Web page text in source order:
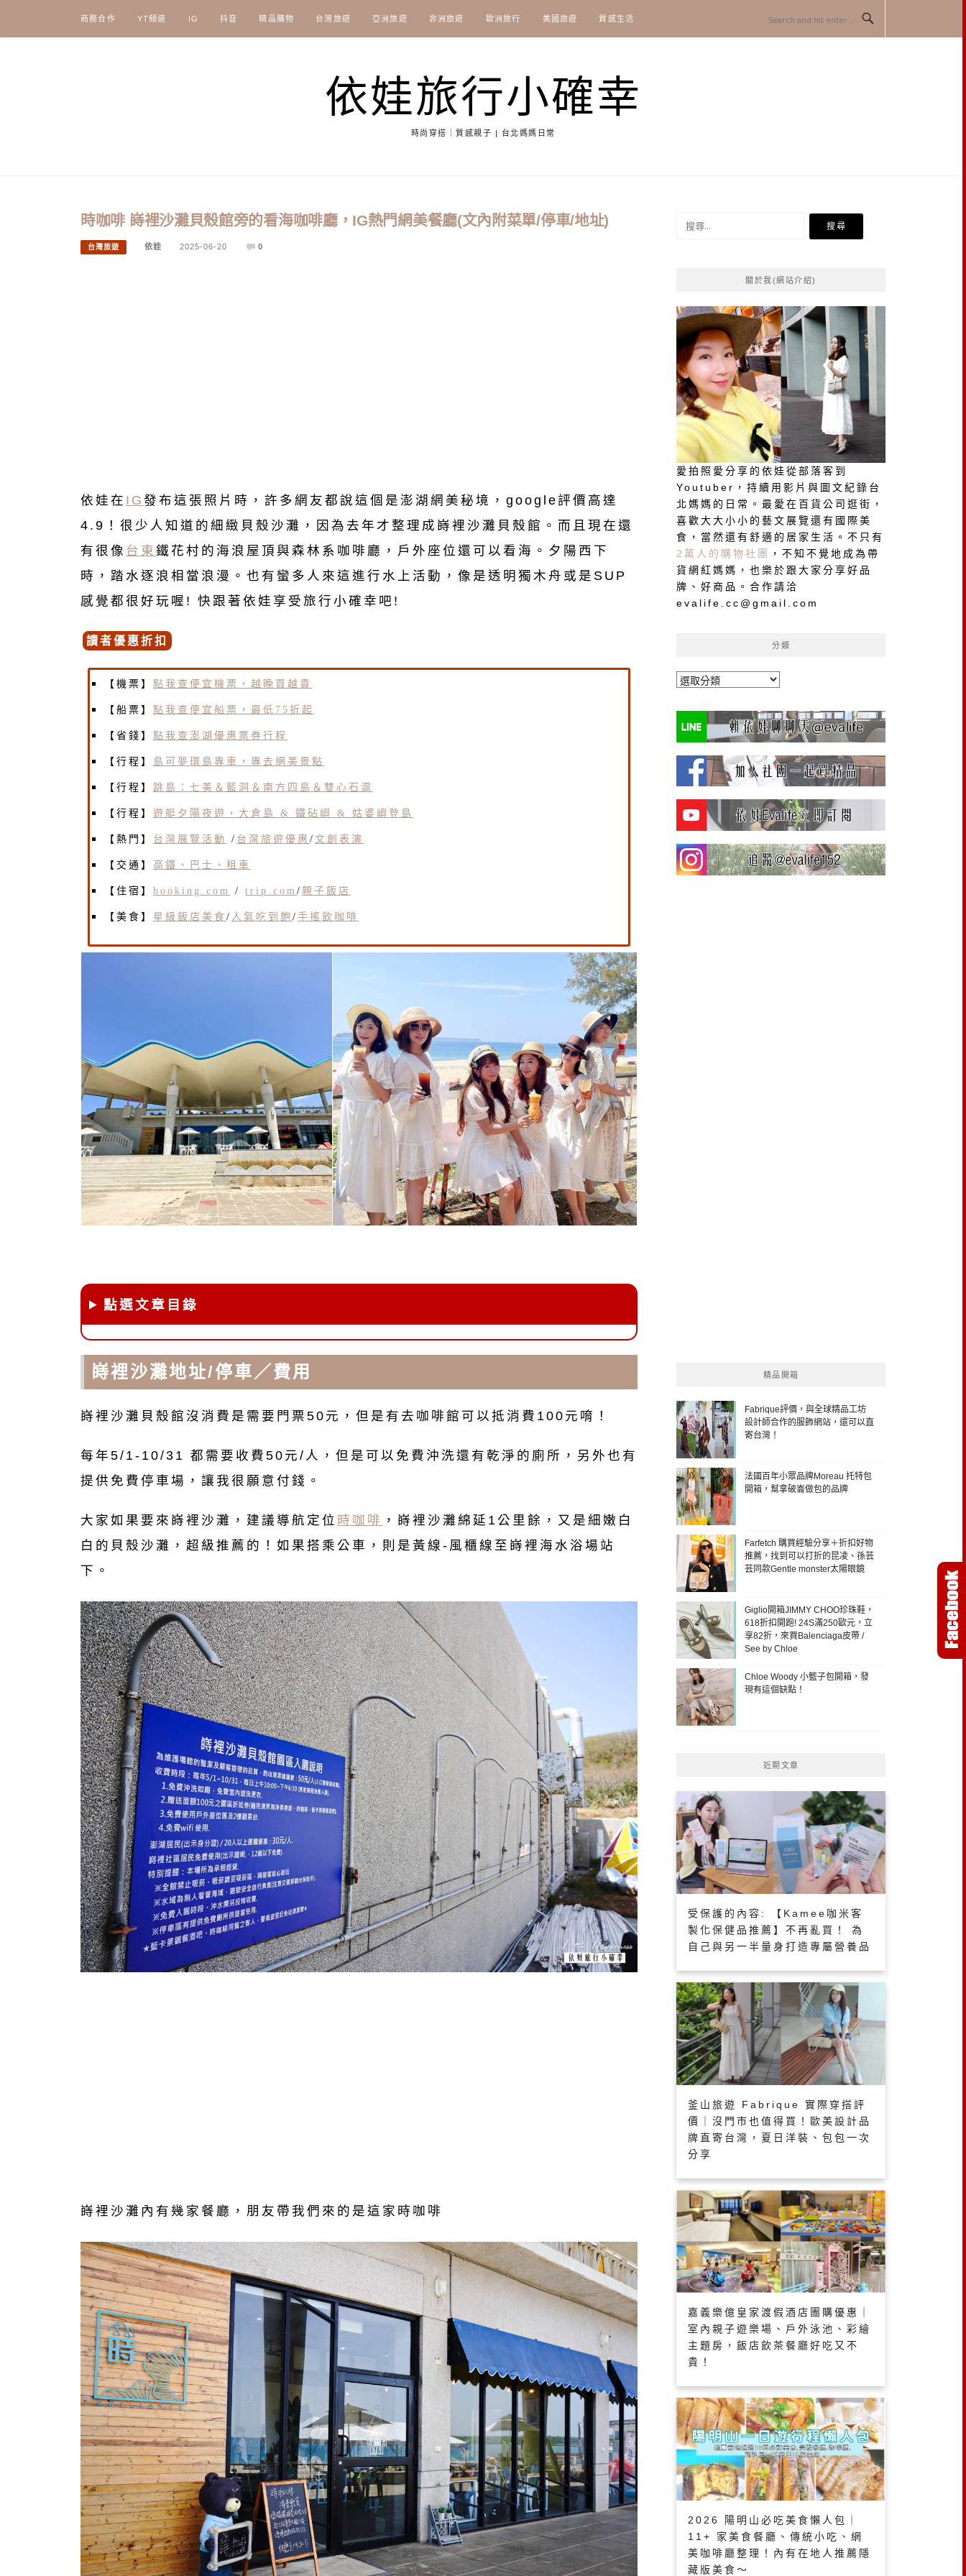
content
商務合作 YT頻道 IG 抖音 精品購物 台灣旅遊 亞洲旅遊 非洲旅遊 歐洲旅行 美國旅遊 質感生活
依娃旅行小確幸
時尚穿搭｜質感親子 | 台北媽媽日常
時咖啡 嵵裡沙灘貝殼館旁的看海咖啡廳，IG熱門網美餐廳(文內附菜單/停車/地址)
台灣旅遊 依娃 2025-06-20 0
依娃在 IG 發布這張照片時，許多網友都說這個是澎湖網美秘境，google評價高達
4.9！很少人知道的細緻貝殼沙灘，因為去年才整理成嵵裡沙灘貝殼館。而且現在還
有很像 台東 鐵花村的海浪屋頂與森林系咖啡廳，戶外座位還可以看海。夕陽西下
時，踏水逐浪相當浪漫。也有蠻多人來這進行水上活動，像是透明獨木舟或是SUP
感覺都很好玩喔! 快跟著依娃享受旅行小確幸吧!
讀者優惠折扣
【機票】 點我查便宜機票，越晚買越貴
【船票】 點我查便宜船票，最低75折起
【省錢】 點我查澎湖優惠票券行程
【行程】 島可夢環島專車，專去網美景點
【行程】 跳島：七美＆藍洞＆南方四島＆雙心石滬
【行程】 遊艇夕陽夜遊，大倉島 & 鐵砧嶼 & 姑婆嶼登島
【熱門】 台灣展覽活動 / 台灣旅遊優惠 / 文創表演
【交通】 高鐵、巴士、租車
【住宿】 booking.com / trip.com / 親子飯店
【美食】 星級飯店美食 / 人氣吃到飽 / 手搖飲咖啡
點選文章目錄
嵵裡沙灘地址/停車／費用
嵵裡沙灘貝殼館沒消費是需要門票50元，但是有去咖啡館可以抵消費100元唷！
每年5/1-10/31 都需要收費50元/人，但是可以免費沖洗還有乾淨的廁所，另外也有
提供免費停車場，讓我很願意付錢。
大家如果要來嵵裡沙灘，建議導航定位 時咖啡 ，嵵裡沙灘綿延1公里餘，又是細嫩白
白的貝殼沙灘，超級推薦的！如果搭乘公車，則是黃線-風櫃線至嵵裡海水浴場站
下。
嵵裡沙灘內有幾家餐廳，朋友帶我們來的是這家時咖啡
搜
關於我(網站介紹)
愛拍照愛分享的依娃從部落客到
Youtuber，持續用影片與圖文紀錄台
北媽媽的日常。最愛在百貨公司逛街，
喜歡大大小小的藝文展覽還有國際美
食，當然還有舒適的居家生活。不只有
2萬人的購物社團
，不知不覺地成為帶
貨網紅媽媽，也樂於跟大家分享好品
牌、好商品。合作請洽
evalife.cc@gmail.com
分類
分
精品開箱
Fabrique評價，與全球精品工坊
設計師合作的服飾網站，還可以直
寄台灣！
法國百年小眾品牌Moreau 托特包
開箱，幫拿破崙做包的品牌
Farfetch 購買經驗分享＋折扣好物
推薦，找到可以打折的昆凌、孫芸
芸同款Gentle monster太陽眼鏡
Giglio開箱JIMMY CHOO珍珠鞋，
618折扣開跑! 24S滿250歐元，立
享82折，來買Balenciaga皮帶 /
See by Chloe
Chloe Woody 小籃子包開箱，發
現有這個缺點！
近期文章
受保護的內容: 【Kamee咖米客
製化保健品推薦】不再亂買！ 為
自己與另一半量身打造專屬營養品
釜山旅遊 Fabrique 實際穿搭評
價｜沒門市也值得買！歐美設計品
牌直寄台灣，夏日洋裝、包包一次
分享
嘉義樂億皇家渡假酒店團購優惠｜
室內親子遊樂場、戶外泳池、彩繪
主題房，飯店飲茶餐廳好吃又不
貴！
2026 陽明山必吃美食懶人包｜
11+ 家美食餐廳、傳統小吃、網
美咖啡廳整理！內有在地人推薦隱
藏版美食～